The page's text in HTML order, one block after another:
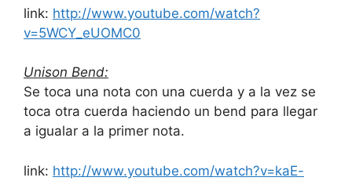
link: http://www.youtube.com/watch?
v=5WCY_eUOMC0
Unison Bend:
Se toca una nota con una cuerda y a la vez se
toca otra cuerda haciendo un bend para llegar
a igualar a la primer nota.
link: http://www.youtube.com/watch?v=kaE-